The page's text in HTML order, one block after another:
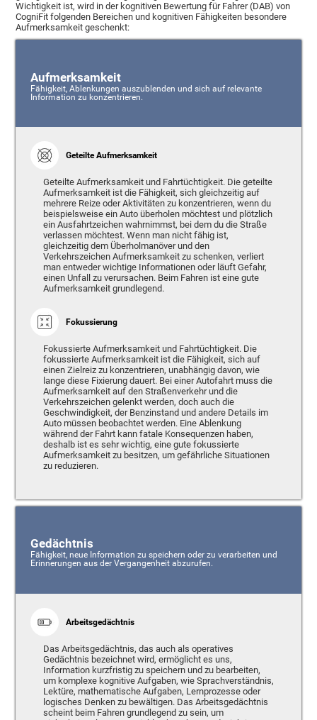
Wichtigkeit ist, wird in der kognitiven Bewertung für Fahrer (DAB) von
CogniFit folgenden Bereichen und kognitiven Fähigkeiten besondere
Aufmerksamkeit geschenkt:
Aufmerksamkeit
Fähigkeit, Ablenkungen auszublenden und sich auf relevante
Information zu konzentrieren.
Geteilte Aufmerksamkeit
Geteilte Aufmerksamkeit und Fahrtüchtigkeit. Die geteilte
Aufmerksamkeit ist die Fähigkeit, sich gleichzeitig auf
mehrere Reize oder Aktivitäten zu konzentrieren, wenn du
beispielsweise ein Auto überholen möchtest und plötzlich
ein Ausfahrtzeichen wahrnimmst, bei dem du die Straße
verlassen möchtest. Wenn man nicht fähig ist,
gleichzeitig dem Überholmanöver und den
Verkehrszeichen Aufmerksamkeit zu schenken, verliert
man entweder wichtige Informationen oder läuft Gefahr,
einen Unfall zu verursachen. Beim Fahren ist eine gute
Aufmerksamkeit grundlegend.
Fokussierung
Fokussierte Aufmerksamkeit und Fahrtüchtigkeit. Die
fokussierte Aufmerksamkeit ist die Fähigkeit, sich auf
einen Zielreiz zu konzentrieren, unabhängig davon, wie
lange diese Fixierung dauert. Bei einer Autofahrt muss die
Aufmerksamkeit auf den Straßenverkehr und die
Verkehrszeichen gelenkt werden, doch auch die
Geschwindigkeit, der Benzinstand und andere Details im
Auto müssen beobachtet werden. Eine Ablenkung
während der Fahrt kann fatale Konsequenzen haben,
deshalb ist es sehr wichtig, eine gute fokussierte
Aufmerksamkeit zu besitzen, um gefährliche Situationen
zu reduzieren.
Gedächtnis
Fähigkeit, neue Information zu speichern oder zu verarbeiten und
Erinnerungen aus der Vergangenheit abzurufen.
Arbeitsgedächtnis
Das Arbeitsgedächtnis, das auch als operatives
Gedächtnis bezeichnet wird, ermöglicht es uns,
Information kurzfristig zu speichern und zu bearbeiten,
um komplexe kognitive Aufgaben, wie Sprachverständnis,
Lektüre, mathematische Aufgaben, Lernprozesse oder
logisches Denken zu bewältigen. Das Arbeitsgedächtnis
scheint beim Fahren grundlegend zu sein, um